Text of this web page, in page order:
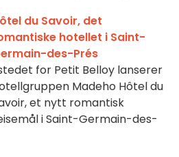
du Savoir, det
hotellet i Saint-
des-Prés
for Petit Belloy lanserer
Madeho Hôtel du
et nytt romantisk
i Saint-Germain-des-